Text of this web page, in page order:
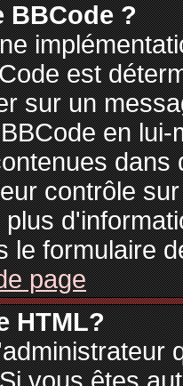
BBCode ?
est
sur un
en
contrôle
le formulaire
page
HTML?